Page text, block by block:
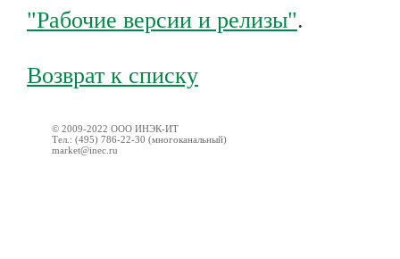
"Рабочие версии и релизы".
Возврат к списку
© 2009-2022 ООО ИНЭК-ИТ
Тел.: (495) 786-22-30 (многоканальный)
market@inec.ru